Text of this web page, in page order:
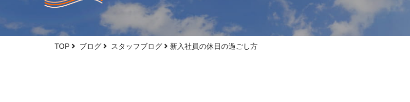
TOP ブログ スタッフブログ 新入社員の休日の過ごし方